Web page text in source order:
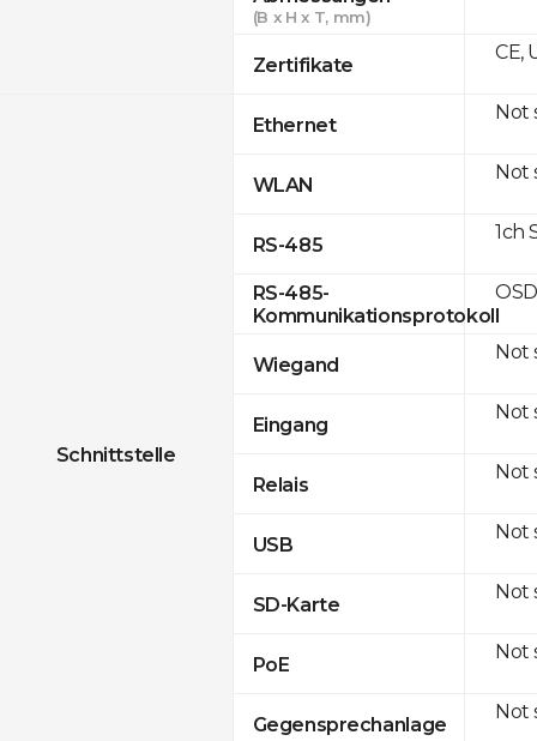
(B x H x T, mm)
Zertifikate
Schnittstelle
Ethernet
WLAN
RS-485
RS-485-
Kommunikationsprotokoll
Wiegand
Eingang
Relais
USB
SD-Karte
PoE
Gegensprechanlage
CE,
Not
Not
1ch
Not
Not
Not
Not
Not
Not
Not